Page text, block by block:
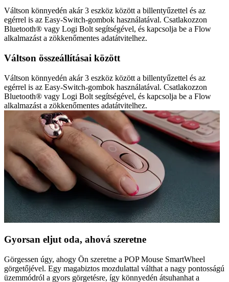
Váltson könnyedén akár 3 eszköz között a billentyűzettel és az
egérrel is az Easy-Switch-gombok használatával. Csatlakozzon
Bluetooth® vagy Logi Bolt segítségével, és kapcsolja be a Flow
alkalmazást a zökkenőmentes adatátvitelhez.
Váltson összeállításai között
Váltson könnyedén akár 3 eszköz között a billentyűzettel és az
egérrel is az Easy-Switch-gombok használatával. Csatlakozzon
Bluetooth® vagy Logi Bolt segítségével, és kapcsolja be a Flow
alkalmazást a zökkenőmentes adatátvitelhez.
Gyorsan eljut oda, ahová szeretne
Görgessen úgy, ahogy Ön szeretne a POP Mouse SmartWheel
görgetőjével. Egy magabiztos mozdulattal válthat a nagy pontosságú
üzemmódról a gyors görgetésre, így könnyedén átsuhanhat a